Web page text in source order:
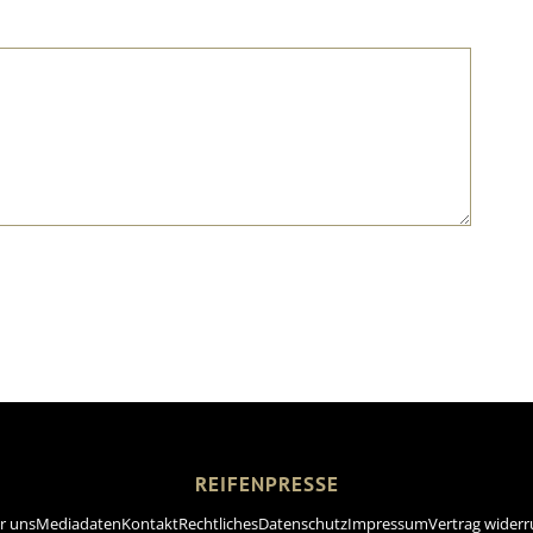
REIFENPRESSE
unsMediadatenKontaktRechtlichesDatenschutzImpressumVertrag